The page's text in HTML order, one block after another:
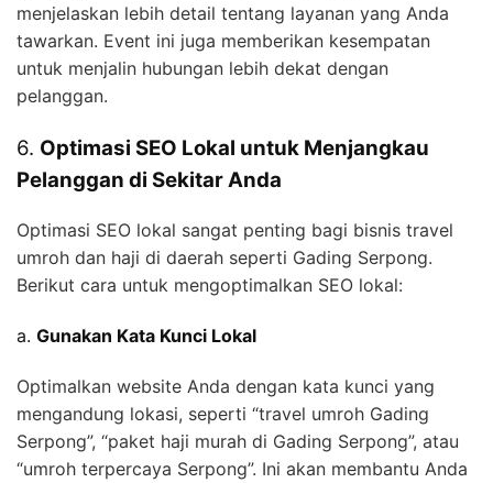
menjelaskan lebih detail tentang layanan yang Anda
tawarkan. Event ini juga memberikan kesempatan
untuk menjalin hubungan lebih dekat dengan
pelanggan.
6. Optimasi SEO Lokal untuk Menjangkau
Pelanggan di Sekitar Anda
Optimasi SEO lokal sangat penting bagi bisnis travel
umroh dan haji di daerah seperti Gading Serpong.
Berikut cara untuk mengoptimalkan SEO lokal:
a. Gunakan Kata Kunci Lokal
Optimalkan website Anda dengan kata kunci yang
mengandung lokasi, seperti “travel umroh Gading
Serpong”, “paket haji murah di Gading Serpong”, atau
“umroh terpercaya Serpong”. Ini akan membantu Anda